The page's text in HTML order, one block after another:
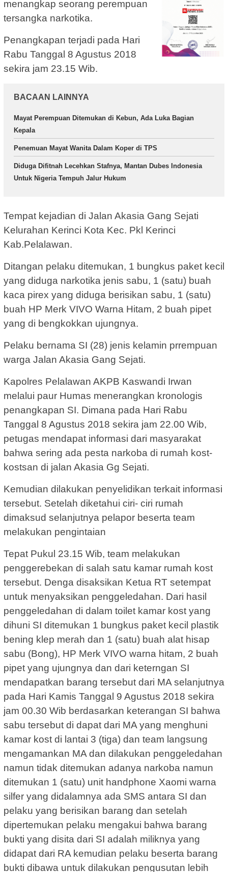
menangkap seorang perempuan
tersangka narkotika.
Penangkapan terjadi pada Hari
Rabu Tanggal 8 Agustus 2018
sekira jam 23.15 Wib.
BACAAN LAINNYA
Mayat Perempuan Ditemukan di Kebun, Ada Luka Bagian
Kepala
Penemuan Mayat Wanita Dalam Koper di TPS
Diduga Difitnah Lecehkan Stafnya, Mantan Dubes Indonesia
Untuk Nigeria Tempuh Jalur Hukum
Tempat kejadian di Jalan Akasia Gang Sejati
Kelurahan Kerinci Kota Kec. Pkl Kerinci
Kab.Pelalawan.
Ditangan pelaku ditemukan, 1 bungkus paket kecil
yang diduga narkotika jenis sabu, 1 (satu) buah
kaca pirex yang diduga berisikan sabu, 1 (satu)
buah HP Merk VIVO Warna Hitam, 2 buah pipet
yang di bengkokkan ujungnya.
Pelaku bernama SI (28) jenis kelamin prrempuan
warga Jalan Akasia Gang Sejati.
Kapolres Pelalawan AKPB Kaswandi Irwan
melalui paur Humas menerangkan kronologis
penangkapan SI. Dimana pada Hari Rabu
Tanggal 8 Agustus 2018 sekira jam 22.00 Wib,
petugas mendapat informasi dari masyarakat
bahwa sering ada pesta narkoba di rumah kost-
kostsan di jalan Akasia Gg Sejati.
Kemudian dilakukan penyelidikan terkait informasi
tersebut. Setelah diketahui ciri- ciri rumah
dimaksud selanjutnya pelapor beserta team
melakukan pengintaian
Tepat Pukul 23.15 Wib, team melakukan
penggerebekan di salah satu kamar rumah kost
tersebut. Denga disaksikan Ketua RT setempat
untuk menyaksikan penggeledahan. Dari hasil
penggeledahan di dalam toilet kamar kost yang
dihuni SI ditemukan 1 bungkus paket kecil plastik
bening klep merah dan 1 (satu) buah alat hisap
sabu (Bong), HP Merk VIVO warna hitam, 2 buah
pipet yang ujungnya dan dari keterngan SI
mendapatkan barang tersebut dari MA selanjutnya
pada Hari Kamis Tanggal 9 Agustus 2018 sekira
jam 00.30 Wib berdasarkan keterangan SI bahwa
sabu tersebut di dapat dari MA yang menghuni
kamar kost di lantai 3 (tiga) dan team langsung
mengamankan MA dan dilakukan penggeledahan
namun tidak ditemukan adanya narkoba namun
ditemukan 1 (satu) unit handphone Xaomi warna
silfer yang didalamnya ada SMS antara SI dan
pelaku yang berisikan barang dan setelah
dipertemukan pelaku mengakui bahwa barang
bukti yang disita dari SI adalah miliknya yang
didapat dari RA kemudian pelaku beserta barang
bukti dibawa untuk dilakukan pengusutan lebih